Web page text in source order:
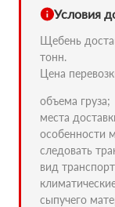
Условия
Щебень
тонн.
Цена
объема груза;
места
особенности
следовать
вид
сыпучего